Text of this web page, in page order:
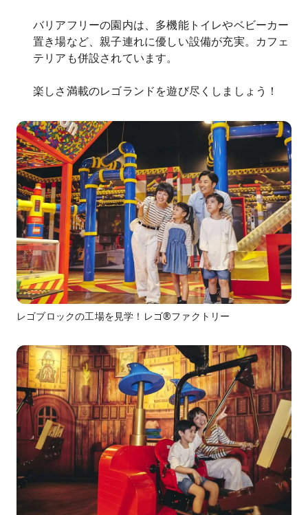
バリアフリーの園内は、多機能トイレやベビーカー
置き場など、親子連れに優しい設備が充実。カフェ
テリアも併設されています。
楽しさ満載のレゴランドを遊び尽くしましょう！
レゴブロックの工場を見学！レゴ®ファクトリー